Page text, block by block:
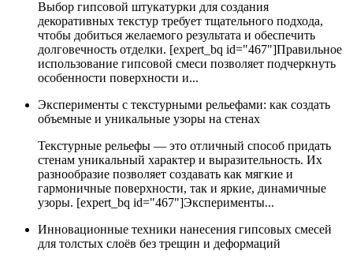
Выбор гипсовой штукатурки для создания
декоративных текстур требует тщательного подхода,
чтобы добиться желаемого результата и обеспечить
долговечность отделки. [expert_bq id="467"]Правильное
использование гипсовой смеси позволяет подчеркнуть
особенности поверхности и...
Эксперименты с текстурными рельефами: как создать
объемные и уникальные узоры на стенах
Текстурные рельефы — это отличный способ придать
стенам уникальный характер и выразительность. Их
разнообразие позволяет создавать как мягкие и
гармоничные поверхности, так и яркие, динамичные
узоры. [expert_bq id="467"]Эксперименты...
Инновационные техники нанесения гипсовых смесей
для толстых слоёв без трещин и деформаций